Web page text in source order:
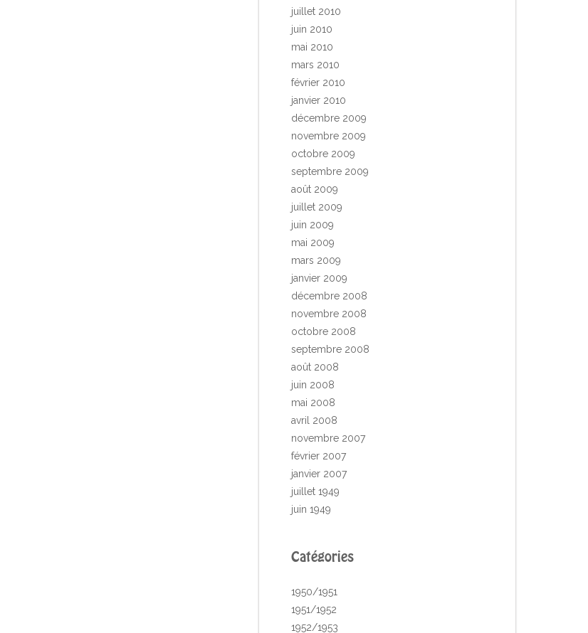
juillet 2010
juin 2010
mai 2010
mars 2010
février 2010
janvier 2010
décembre 2009
novembre 2009
octobre 2009
septembre 2009
août 2009
juillet 2009
juin 2009
mai 2009
mars 2009
janvier 2009
décembre 2008
novembre 2008
octobre 2008
septembre 2008
août 2008
juin 2008
mai 2008
avril 2008
novembre 2007
février 2007
janvier 2007
juillet 1949
juin 1949
Catégories
1950/1951
1951/1952
1952/1953